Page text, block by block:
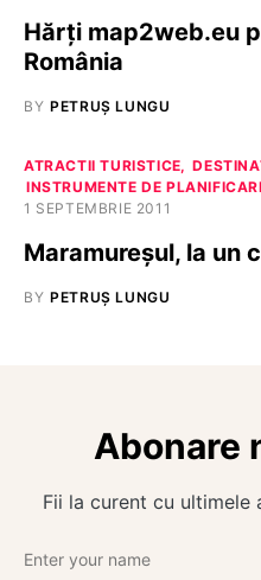
Hărți map2web.eu
România
BY PETRUȘ LUNGU
ATRACTII TURISTICE
INSTRUMENTE DE
1 SEPTEMBRIE 2011
Maramureșul, la un
BY PETRUȘ LUNGU
Abonare
Fii la curent cu